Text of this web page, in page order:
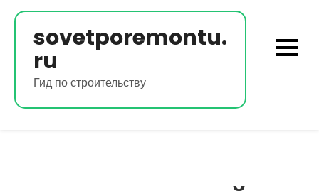
Перейти
содержимомуsovetporemontu.
ru
Гид по строительству